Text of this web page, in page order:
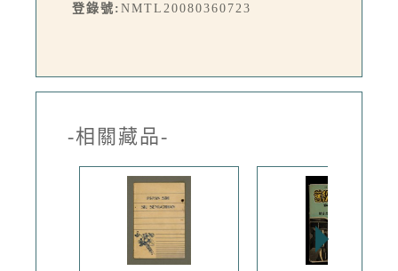
登錄號: NMTL20080360723
-相關藏品-